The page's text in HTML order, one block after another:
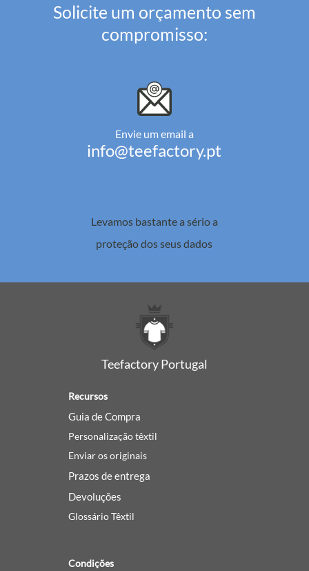
Solicite um orçamento sem
compromisso:
Envie um email a
info@teefactory.pt
Levamos bastante a sério a
proteção dos seus dados
Teefactory Portugal
Recursos
Guia de Compra
Personalização têxtil
Enviar os originais
Prazos de entrega
Devoluções
Glossário Têxtil
Condições